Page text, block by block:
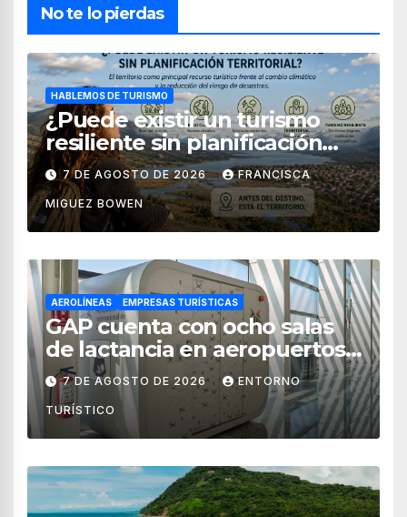
No te lo pierdas
HABLEMOS DE TURISMO
¿Puede existir un turismo
resiliente sin planificación
territorial?
7 DE AGOSTO DE 2026 FRANCISCA
MIGUEZ BOWEN
AEROLÍNEAS EMPRESAS TURÍSTICAS
GAP cuenta con ocho salas
de lactancia en aeropuertos
de México
7 DE AGOSTO DE 2026 ENTORNO
TURÍSTICO